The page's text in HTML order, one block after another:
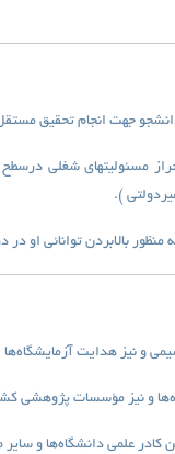
جهت انجام تحقیق
مسئولیتهای شغلی
)
.
بالابردن توانائی او در
و نیز هدایت آزمایشگاه‌ها
و نیز مؤسسات پژوهشی
کادر علمی دانشگاه‌ها و